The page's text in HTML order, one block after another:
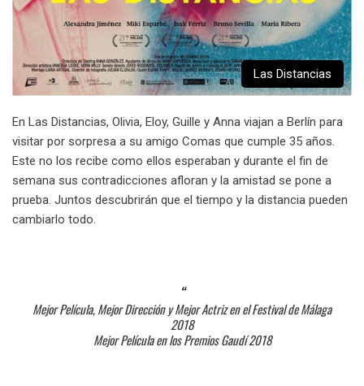
Las Distancias
En Las Distancias, Olivia, Eloy, Guille y Anna viajan a Berlín para
visitar por sorpresa a su amigo Comas que cumple 35 años.
Este no los recibe como ellos esperaban y durante el fin de
semana sus contradicciones afloran y la amistad se pone a
prueba. Juntos descubrirán que el tiempo y la distancia pueden
cambiarlo todo.
Mejor Película, Mejor Dirección y Mejor Actriz en el Festival de Málaga
2018
Mejor Película en los Premios Gaudí 2018